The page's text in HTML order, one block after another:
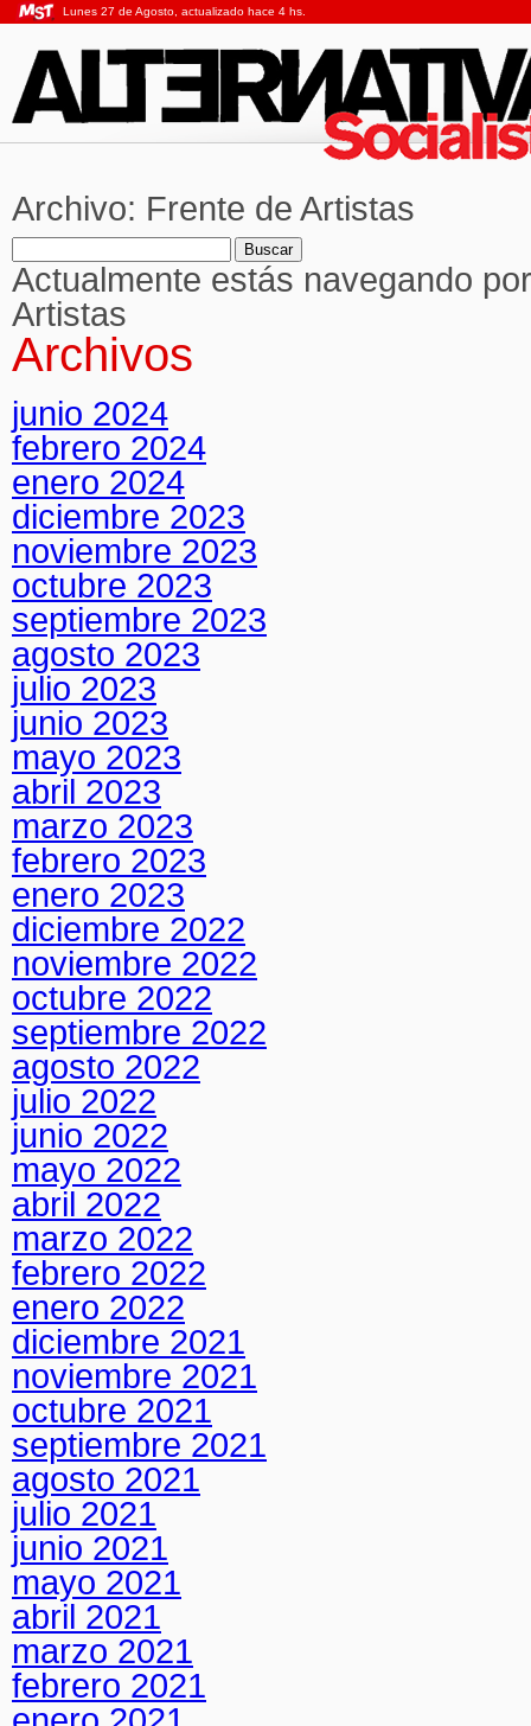
Lunes 27 de Agosto, actualizado hace 4 hs.
Archivo: Frente de Artistas
Buscar:
Actualmente estás navegando
Artistas
Archivos
junio 2024
febrero 2024
enero 2024
diciembre 2023
noviembre 2023
octubre 2023
septiembre 2023
agosto 2023
julio 2023
junio 2023
mayo 2023
abril 2023
marzo 2023
febrero 2023
enero 2023
diciembre 2022
noviembre 2022
octubre 2022
septiembre 2022
agosto 2022
julio 2022
junio 2022
mayo 2022
abril 2022
marzo 2022
febrero 2022
enero 2022
diciembre 2021
noviembre 2021
octubre 2021
septiembre 2021
agosto 2021
julio 2021
junio 2021
mayo 2021
abril 2021
marzo 2021
febrero 2021